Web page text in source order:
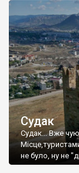
Судак
Судак... Вже
не було, ну не